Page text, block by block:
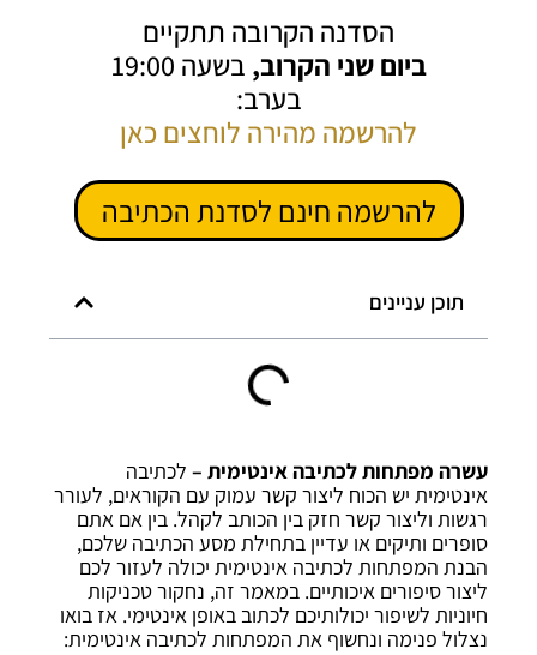
הסדנה הקרובה תתקיים
ביום שני הקרוב,
בשעה 19:00
בערב:
להרשמה מהירה לוחצים כאן
להרשמה חינם לסדנת הכתיבה
תוכן עניינים
עשרה מפתחות לכתיבה אינטימית – לכתיבה
אינטימית יש הכוח ליצור קשר עמוק עם הקוראים, לעורר
רגשות וליצור קשר חזק בין הכותב לקהל. בין אם אתם
סופרים ותיקים או עדיין בתחילת מסע הכתיבה שלכם,
הבנת המפתחות לכתיבה אינטימית יכולה לעזור לכם
ליצור סיפורים איכותיים. במאמר זה, נחקור טכניקות
חיוניות לשיפור יכולותיכם לכתוב באופן אינטימי. אז בואו
נצלול פנימה ונחשוף את המפתחות לכתיבה אינטימית: